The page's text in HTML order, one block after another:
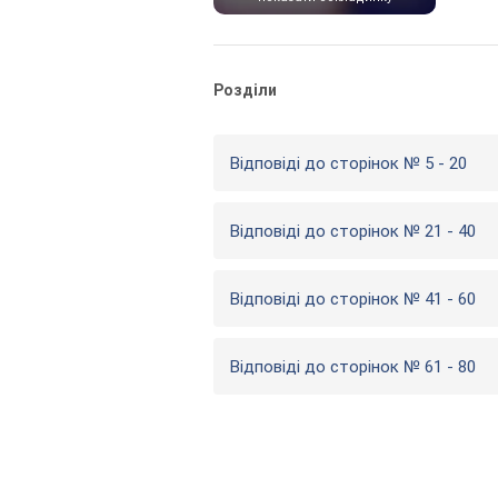
Розділи
Відповіді до сторінок № 5 - 20
Відповіді до сторінок № 21 - 40
Відповіді до сторінок № 41 - 60
Відповіді до сторінок № 61 - 80